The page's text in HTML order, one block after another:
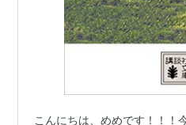
こんにちは、めめです！！！